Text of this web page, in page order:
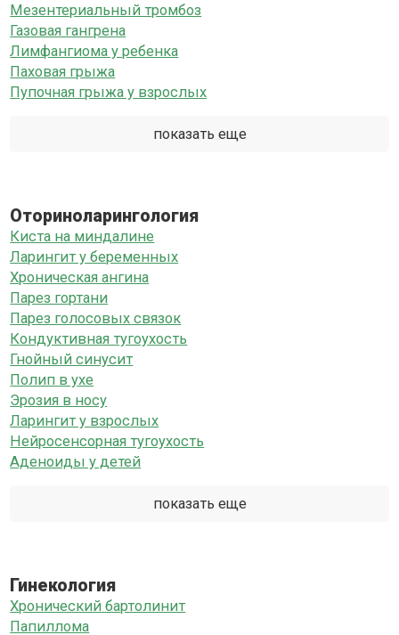
Мезентериальный тромбоз
Газовая гангрена
Лимфангиома у ребенка
Паховая грыжа
Пупочная грыжа у взрослых
показать еще
Оториноларингология
Киста на миндалине
Ларингит у беременных
Хроническая ангина
Парез гортани
Парез голосовых связок
Кондуктивная тугоухость
Гнойный синусит
Полип в ухе
Эрозия в носу
Ларингит у взрослых
Нейросенсорная тугоухость
Аденоиды у детей
показать еще
Гинекология
Хронический бартолинит
Папиллома